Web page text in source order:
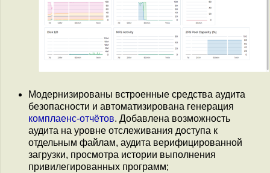
Модернизированы встроенные средства аудита
безопасности и автоматизирована генерация
комплаенс-отчётов. Добавлена возможность
аудита на уровне отслеживания доступа к
отдельным файлам, аудита верифицированной
загрузки, просмотра истории выполнения
привилегированных программ;